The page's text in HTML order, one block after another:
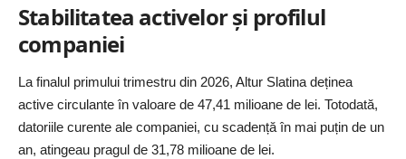
Stabilitatea activelor și profilul
companiei
La finalul primului trimestru din 2026, Altur Slatina deținea
active circulante în valoare de 47,41 milioane de lei. Totodată,
datoriile curente ale companiei, cu scadență în mai puțin de un
an, atingeau pragul de 31,78 milioane de lei.